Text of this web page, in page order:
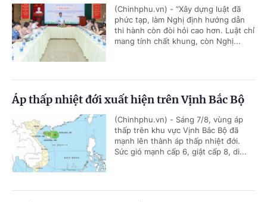
(Chinhphu.vn) - “Xây dựng luật đã
phức tạp, làm Nghị định hướng dẫn
thi hành còn đòi hỏi cao hơn. Luật chỉ
mang tính chất khung, còn Nghị...
Áp thấp nhiệt đới xuất hiện trên Vịnh Bắc Bộ
(Chinhphu.vn) - Sáng 7/8, vùng áp
thấp trên khu vực Vịnh Bắc Bộ đã
mạnh lên thành áp thấp nhiệt đới.
Sức gió mạnh cấp 6, giật cấp 8, di...